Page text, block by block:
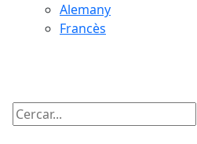
Alemany
Francès
Cercar: